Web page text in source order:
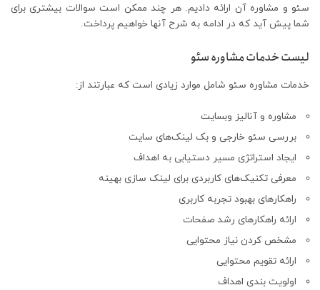
سئو و مشاوره آن ارائه دادیم. هر چند ممکن است سوالات بیشتری برای
شما پیش آید که در ادامه به شرح آنها خواهیم پرداخت.
لیست خدمات مشاوره سئو
خدمات مشاوره سئو شامل موارد زیادی است که عبارتند از:
مشاوره و آنالیز وبسایت
بررسی سئو خارجی و بک لینک‌های سایت
ایجاد استراتژی مسیر دستیابی به اهداف
معرفی تکنیک‌های کاربردی برای لینک سازی بهینه
راهکارهای بهبود تجربه کاربری
ارائه راهکارهای رشد صفحات
مشخص کردن نیاز محتوایی
ارائه تقویم محتوایی
اولویت بندی اهداف